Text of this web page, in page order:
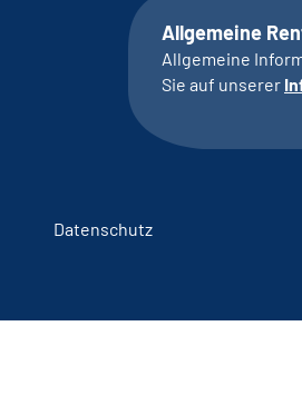
Allgemeine
Allgemeine
Sie auf unserer
Datenschutz